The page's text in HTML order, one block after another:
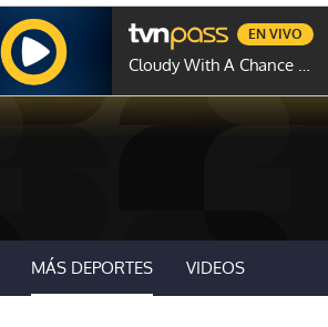
NOVELAS GENTE TVN
Cloudy With A Chance Of Meatballs
EN VIVO
MÁS DEPORTES VIDEOS